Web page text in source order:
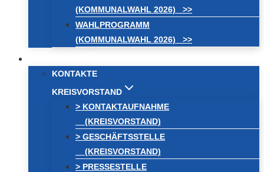
(KOMMUNALWAHL 2026) >>
WAHLPROGRAMM
(KOMMUNALWAHL 2026) >>
KONTAKTE
KREISVORSTAND
> KONTAKTAUFNAHME
(KREISVORSTAND)
> GESCHÄFTSSTELLE
(KREISVORSTAND)
> PRESSESTELLE